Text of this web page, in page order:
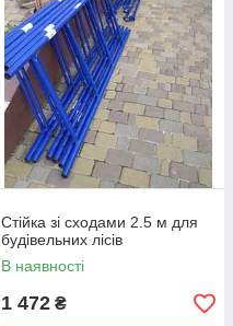
Стійка зі сходами 2.5 м для
будівельних лісів
В наявності
1 472 ₴